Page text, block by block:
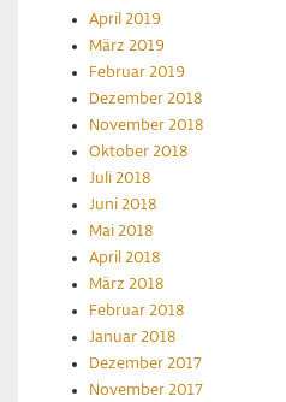
April 2019
März 2019
Februar 2019
Dezember 2018
November 2018
Oktober 2018
Juli 2018
Juni 2018
Mai 2018
April 2018
März 2018
Februar 2018
Januar 2018
Dezember 2017
November 2017